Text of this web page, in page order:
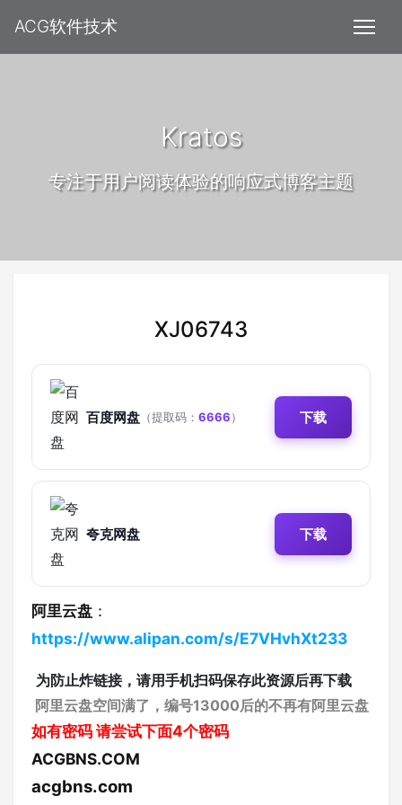
ACG软件技术
Kratos
专注于用户阅读体验的响应式博客主题
XJ06743
百度网盘 （提取码： 6666） 下载
夸克网盘 下载
阿里云盘 ：
https://www.alipan.com/s/E7VHvhXt233
为防止炸链接，请用手机扫码保存此资源后再下载
阿里云盘空间满了，编号13000后的不再有阿里云盘
如有密码请尝试下面4个密码
ACGBNS.COM
acgbns.com